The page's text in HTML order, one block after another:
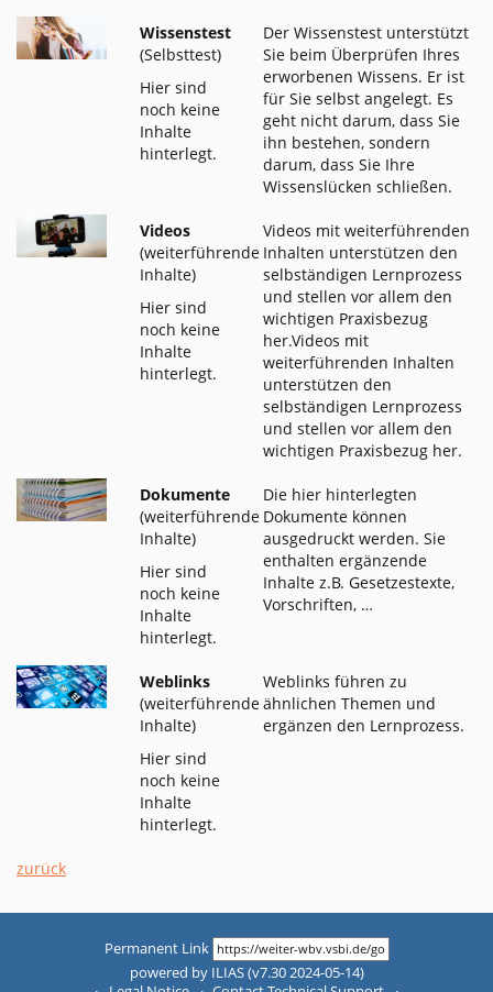
Wissenstest
(Selbsttest)
Hier sind
noch keine
Inhalte
hinterlegt.
Der Wissenstest unterstützt
Sie beim Überprüfen Ihres
erworbenen Wissens. Er ist
für Sie selbst angelegt. Es
geht nicht darum, dass Sie
ihn bestehen, sondern
darum, dass Sie Ihre
Wissenslücken schließen.
Videos
(weiterführende
Inhalte)
Hier sind
noch keine
Inhalte
hinterlegt.
Videos mit weiterführenden
Inhalten unterstützen den
selbständigen Lernprozess
und stellen vor allem den
wichtigen Praxisbezug
her.Videos mit
weiterführenden Inhalten
unterstützen den
selbständigen Lernprozess
und stellen vor allem den
wichtigen Praxisbezug her.
Dokumente
(weiterführende
Inhalte)
Hier sind
noch keine
Inhalte
hinterlegt.
Die hier hinterlegten
Dokumente können
ausgedruckt werden. Sie
enthalten ergänzende
Inhalte z.B. Gesetzestexte,
Vorschriften, …
Weblinks
(weiterführende
Inhalte)
Hier sind
noch keine
Inhalte
hinterlegt.
Weblinks führen zu
ähnlichen Themen und
ergänzen den Lernprozess.
zurück
Permanent Link
powered by ILIAS (v7.30 2024-05-14)